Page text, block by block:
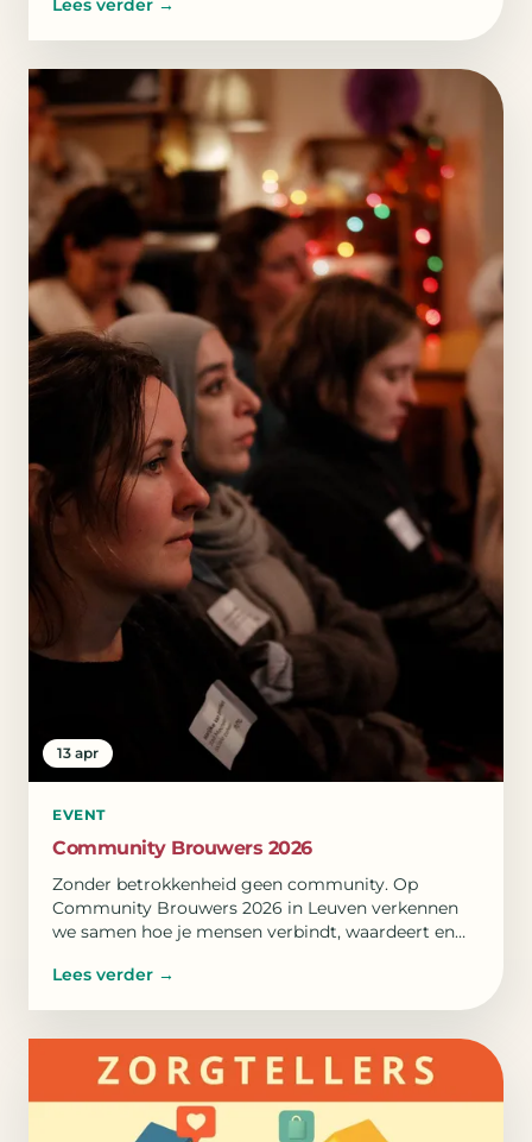
Lees verder →
13 apr
EVENT
Community Brouwers 2026
Zonder betrokkenheid geen community. Op
Community Brouwers 2026 in Leuven verkennen
we samen hoe je mensen verbindt, waardeert en
Lees verder →